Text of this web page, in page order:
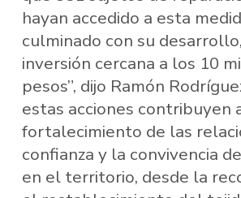
hayan accedido a esta
culminado con su
inversión cercana a los 10
pesos”, dijo Ramón
estas acciones contribuyen
fortalecimiento de las
confianza y la convivencia
en el territorio, desde la